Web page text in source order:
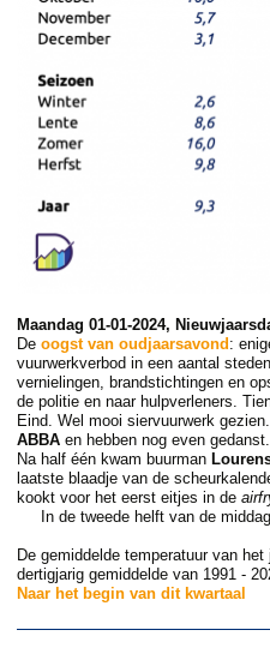
Maandag 01-01-2024,
De oogst van oudjaarsavond:
vuurwerkverbod in een aantal
vernielingen, brandstichtingen en
de politie en naar hulpverleners.
Eind. Wel mooi siervuurwerk
ABBAen hebben nog even
Na half één kwam buurman
laatste blaadje van de
kookt voor het eerst eitjes in de
In de tweede helft van de middag
De gemiddelde temperatuur van
dertigjarig gemiddelde van 1991 -
Naar het begin van dit kwartaal